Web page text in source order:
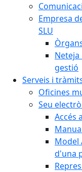
Empresa
SLU
gestió
Serveis i
Oficines
Seu
Accés
Model
d'una